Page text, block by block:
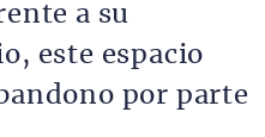
a su
este espacio
por parte